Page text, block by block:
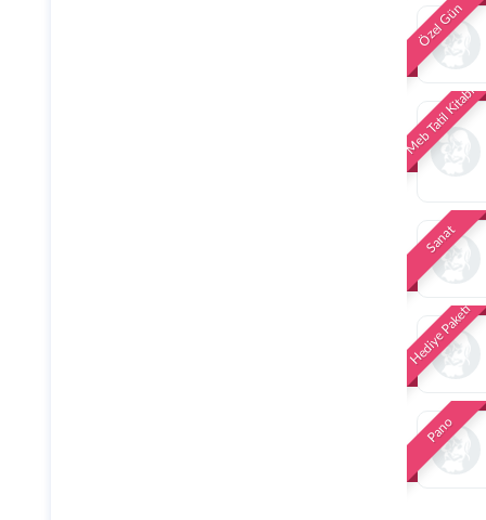
Özel Gün
Meb Tatil Kitabı
Sanat
Hediye Paketi
Pano